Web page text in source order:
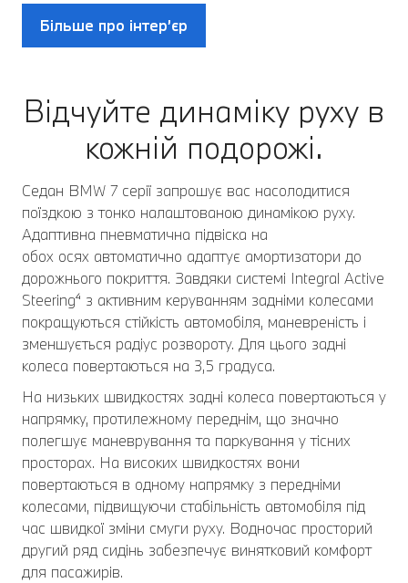
Більше про інтер’єр
Відчуйте динаміку руху в
кожній подорожі.
Седан BMW 7 серії запрошує вас насолодитися
поїздкою з тонко налаштованою динамікою руху.
Адаптивна пневматична підвіска на
обох осях автоматично адаптує амортизатори до
дорожнього покриття. Завдяки системі Integral Active
Steering⁴ з активним керуванням задніми колесами
покращуються стійкість автомобіля, маневреність і
зменшується радіус розвороту. Для цього задні
колеса повертаються на 3,5 градуса.
На низьких швидкостях задні колеса повертаються у
напрямку, протилежному переднім, що значно
полегшує маневрування та паркування у тісних
просторах. На високих швидкостях вони
повертаються в одному напрямку з передніми
колесами, підвищуючи стабільність автомобіля під
час швидкої зміни смуги руху. Водночас просторий
другий ряд сидінь забезпечує винятковий комфорт
для пасажирів.